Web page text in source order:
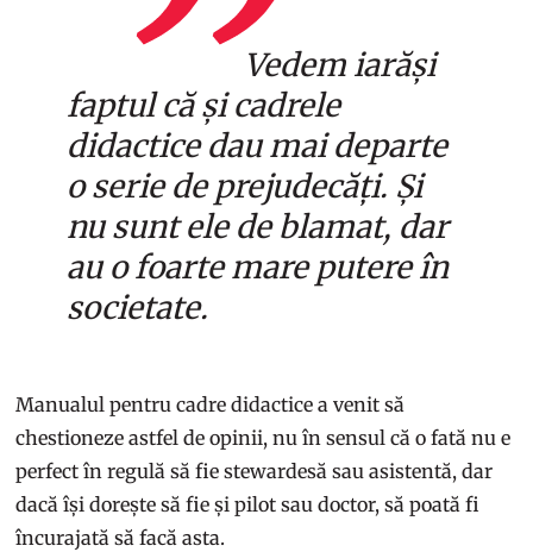
Vedem iarăși
faptul că și cadrele
didactice dau mai departe
o serie de prejudecăți. Și
nu sunt ele de blamat, dar
au o foarte mare putere în
societate.
Manualul pentru cadre didactice a venit să
chestioneze astfel de opinii, nu în sensul că o fată nu e
perfect în regulă să fie stewardesă sau asistentă, dar
dacă își dorește să fie și pilot sau doctor, să poată fi
încurajată să facă asta.